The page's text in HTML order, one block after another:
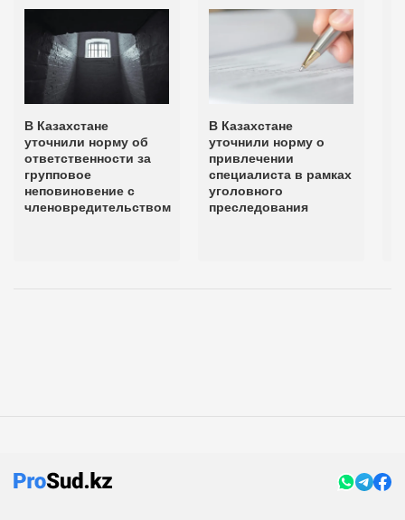
В Казахстане
уточнили норму об
ответственности за
групповое
неповиновение с
членовредительством
В Казахстане
уточнили норму о
привлечении
специалиста в рамках
уголовного
преследования